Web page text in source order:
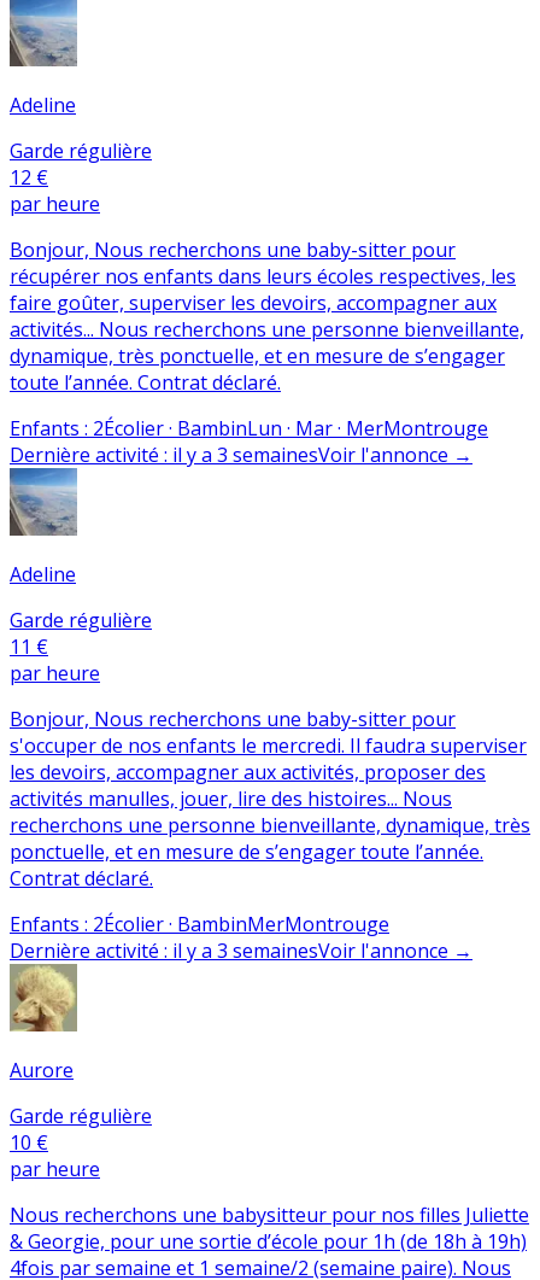
Adeline
Garde régulière
12 €
par heure
Bonjour, Nous recherchons une baby-sitter pour
récupérer nos enfants dans leurs écoles respectives, les
faire goûter, superviser les devoirs, accompagner aux
activités... Nous recherchons une personne bienveillante,
dynamique, très ponctuelle, et en mesure de s’engager
toute l’année. Contrat déclaré.
Enfants : 2Écolier · BambinLun · Mar · MerMontrouge
Dernière activité : il y a 3 semainesVoir l'annonce →
Adeline
Garde régulière
11 €
par heure
Bonjour, Nous recherchons une baby-sitter pour
s'occuper de nos enfants le mercredi. Il faudra superviser
les devoirs, accompagner aux activités, proposer des
activités manulles, jouer, lire des histoires... Nous
recherchons une personne bienveillante, dynamique, très
ponctuelle, et en mesure de s’engager toute l’année.
Contrat déclaré.
Enfants : 2Écolier · BambinMerMontrouge
Dernière activité : il y a 3 semainesVoir l'annonce →
Aurore
Garde régulière
10 €
par heure
Nous recherchons une babysitteur pour nos filles Juliette
& Georgie, pour une sortie d’école pour 1h (de 18h à 19h)
4fois par semaine et 1 semaine/2 (semaine paire). Nous